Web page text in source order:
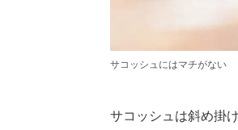
サコッシュにはマチがない
サコッシュは斜め掛